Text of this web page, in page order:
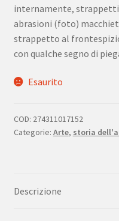
internamente,
abrasioni (foto)
strappetto al
con qualche segno di
Esaurito
COD: 274311017152
Categorie: Arte, storia
Descrizione